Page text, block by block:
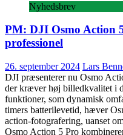
Nyhedsbrev
PM: DJI Osmo Action
professionel
26. september 2024 Lars
DJI præsenterer nu Osmo
der kræver høj billedkvalitet i
funktioner, som dynamisk
timers batterilevetid, hæver
action-fotografering, uanset
Osmo Action 5 Pro